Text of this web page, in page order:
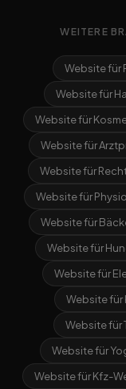
WEITERE
Website für
Website für
Website für
Website für
Website für
Website für
Website für
Website für
Website für
Website für
Website für
Website für
Website für Kfz-